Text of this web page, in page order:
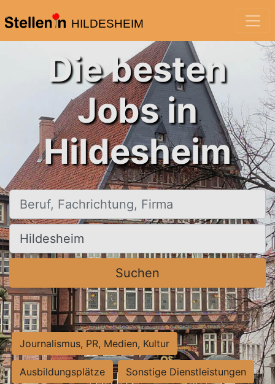
HILDESHEIM
Die besten
Jobs in
Hildesheim
Beruf, Fachrichtung, Firma
Ort, Stadt
Suchen
Journalismus, PR, Medien, Kultur
Ausbildungsplätze Sonstige Dienstleistungen